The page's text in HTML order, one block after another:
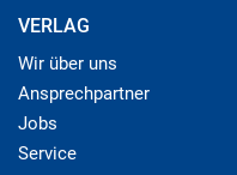
VERLAG
Wir über uns
Ansprechpartner
Jobs
Service